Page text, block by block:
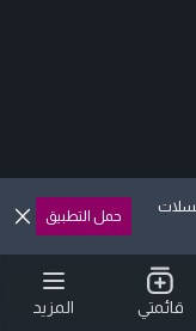
حمل التطبيق
قائمتي المزيد